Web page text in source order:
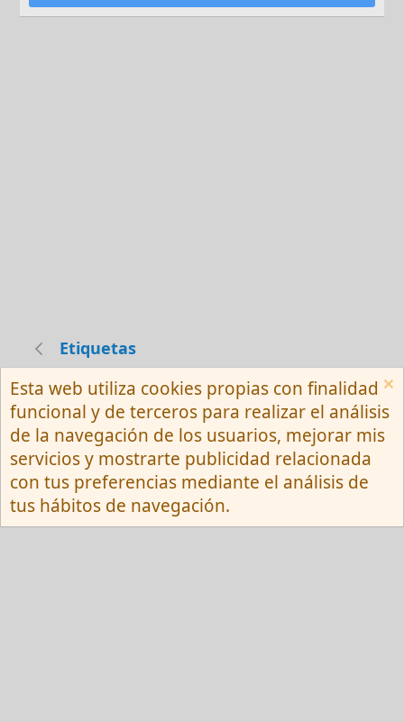
Etiquetas
Español (Neutro) Tu
Contactarnos
Términos y reglas
Privacy policy
Ayuda
R
S
S
Community platform by XenForo ® © 2010-
2026 XenForo Ltd.
Esta web utiliza cookies propias con finalidad
funcional y de terceros para realizar el análisis
de la navegación de los usuarios, mejorar mis
servicios y mostrarte publicidad relacionada
con tus preferencias mediante el análisis de
tus hábitos de navegación.